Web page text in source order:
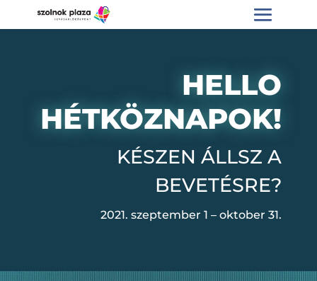
HELLO
HÉTKÖZNAPOK!
KÉSZEN ÁLLSZ A
BEVETÉSRE?
2021. szeptember 1 – oktober 31.